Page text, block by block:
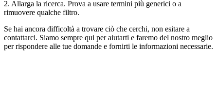
2. Allarga la ricerca. Prova a usare termini più generici o a
rimuovere qualche filtro.
Se hai ancora difficoltà a trovare ciò che cerchi, non esitare a
contattarci. Siamo sempre qui per aiutarti e faremo del nostro meglio
per rispondere alle tue domande e fornirti le informazioni necessarie.